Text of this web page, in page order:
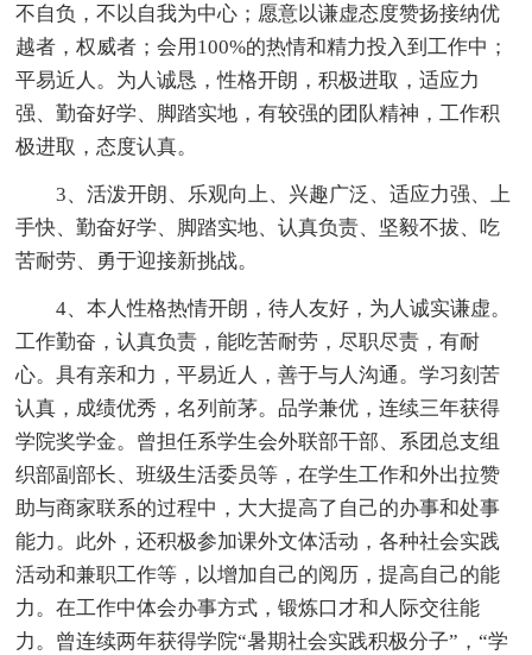
不自负，不以自我为中心；愿意以谦虚态度赞扬接纳优
越者，权威者；会用100%的热情和精力投入到工作中；
平易近人。为人诚恳，性格开朗，积极进取，适应力
强、勤奋好学、脚踏实地，有较强的团队精神，工作积
极进取，态度认真。
3、活泼开朗、乐观向上、兴趣广泛、适应力强、上
手快、勤奋好学、脚踏实地、认真负责、坚毅不拔、吃
苦耐劳、勇于迎接新挑战。
4、本人性格热情开朗，待人友好，为人诚实谦虚。
工作勤奋，认真负责，能吃苦耐劳，尽职尽责，有耐
心。具有亲和力，平易近人，善于与人沟通。学习刻苦
认真，成绩优秀，名列前茅。品学兼优，连续三年获得
学院奖学金。曾担任系学生会外联部干部、系团总支组
织部副部长、班级生活委员等，在学生工作和外出拉赞
助与商家联系的过程中，大大提高了自己的办事和处事
能力。此外，还积极参加课外文体活动，各种社会实践
活动和兼职工作等，以增加自己的阅历，提高自己的能
力。在工作中体会办事方式，锻炼口才和人际交往能
力。曾连续两年获得学院“暑期社会实践积极分子”，“学